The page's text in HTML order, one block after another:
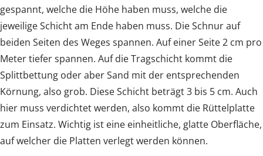
gespannt, welche die Höhe haben muss, welche die
jeweilige Schicht am Ende haben muss. Die Schnur auf
beiden Seiten des Weges spannen. Auf einer Seite 2 cm pro
Meter tiefer spannen. Auf die Tragschicht kommt die
Splittbettung oder aber Sand mit der entsprechenden
Körnung, also grob. Diese Schicht beträgt 3 bis 5 cm. Auch
hier muss verdichtet werden, also kommt die Rüttelplatte
zum Einsatz. Wichtig ist eine einheitliche, glatte Oberfläche,
auf welcher die Platten verlegt werden können.